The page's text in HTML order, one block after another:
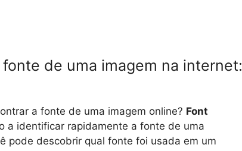
de uma imagem na internet:
a fonte de uma imagem online? Font
a identificar rapidamente a fonte de uma
pode descobrir qual fonte foi usada em um